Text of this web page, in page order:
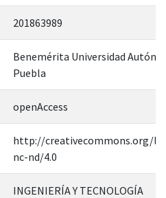
201863989
Benemérita Universidad
Puebla
openAccess
http://creativecommons.org/
nc-nd/4.0
INGENIERÍA Y TECNOLOGÍA